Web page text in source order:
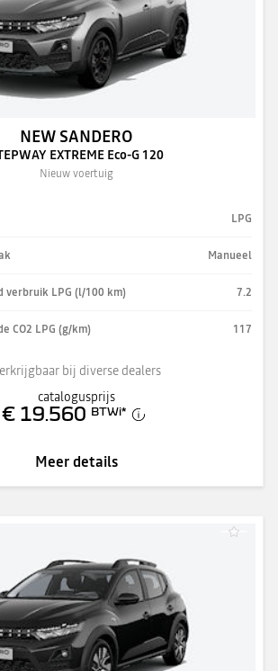
NEW SANDERO
EXTREME Eco-G 120
Nieuw voertuig
LPG
Manueel
verbruik LPG (l/100 km) 7.2
CO2 LPG (g/km) 117
bij diverse dealers
catalogusprijs
€ 19.560 BTWi*
Meer details